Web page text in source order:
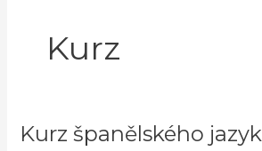
Kurz
Kurz španělského
Kurz